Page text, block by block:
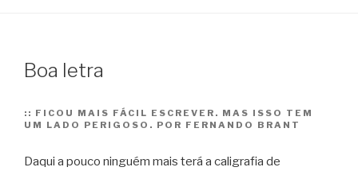
Boa letra
:: FICOU MAIS FÁCIL ESCREVER. MAS ISSO TEM
UM LADO PERIGOSO. POR FERNANDO BRANT
Daqui a pouco ninguém mais terá a caligrafia de